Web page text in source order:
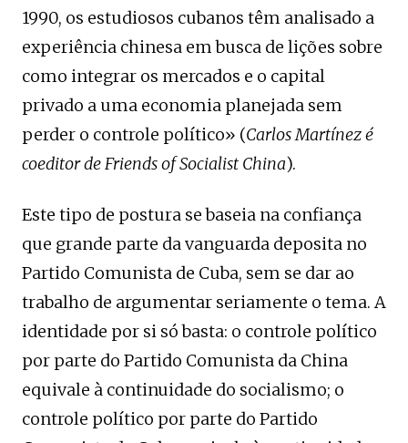
1990, os estudiosos cubanos têm analisado a
experiência chinesa em busca de lições sobre
como integrar os mercados e o capital
privado a uma economia planejada sem
perder o controle político» (Carlos Martínez é
coeditor de Friends of Socialist China).
Este tipo de postura se baseia na confiança
que grande parte da vanguarda deposita no
Partido Comunista de Cuba, sem se dar ao
trabalho de argumentar seriamente o tema. A
identidade por si só basta: o controle político
por parte do Partido Comunista da China
equivale à continuidade do socialismo; o
controle político por parte do Partido